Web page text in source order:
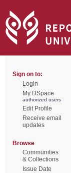
Sign on to:
Login
My DSpace
authorized users
Edit Profile
Receive email
updates
Browse
Communities
& Collections
Issue Date